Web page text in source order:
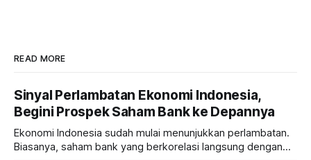
READ MORE
Sinyal Perlambatan Ekonomi Indonesia,
Begini Prospek Saham Bank ke Depannya
Ekonomi Indonesia sudah mulai menunjukkan perlambatan.
Biasanya, saham bank yang berkorelasi langsung dengan